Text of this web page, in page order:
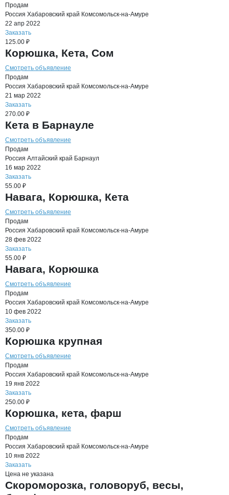
Продам
Россия Хабаровский край Комсомольск-на-Амуре
22 апр 2022
Заказать
125.00 ₽
Корюшка, Кета, Сом
Смотреть объявление
Продам
Россия Хабаровский край Комсомольск-на-Амуре
21 мар 2022
Заказать
270.00 ₽
Кета в Барнауле
Смотреть объявление
Продам
Россия Алтайский край Барнаул
16 мар 2022
Заказать
55.00 ₽
Навага, Корюшка, Кета
Смотреть объявление
Продам
Россия Хабаровский край Комсомольск-на-Амуре
28 фев 2022
Заказать
55.00 ₽
Навага, Корюшка
Смотреть объявление
Продам
Россия Хабаровский край Комсомольск-на-Амуре
10 фев 2022
Заказать
350.00 ₽
Корюшка крупная
Смотреть объявление
Продам
Россия Хабаровский край Комсомольск-на-Амуре
19 янв 2022
Заказать
250.00 ₽
Корюшка, кета, фарш
Смотреть объявление
Продам
Россия Хабаровский край Комсомольск-на-Амуре
10 янв 2022
Заказать
Цена не указана
Скороморозка, головоруб, весы,